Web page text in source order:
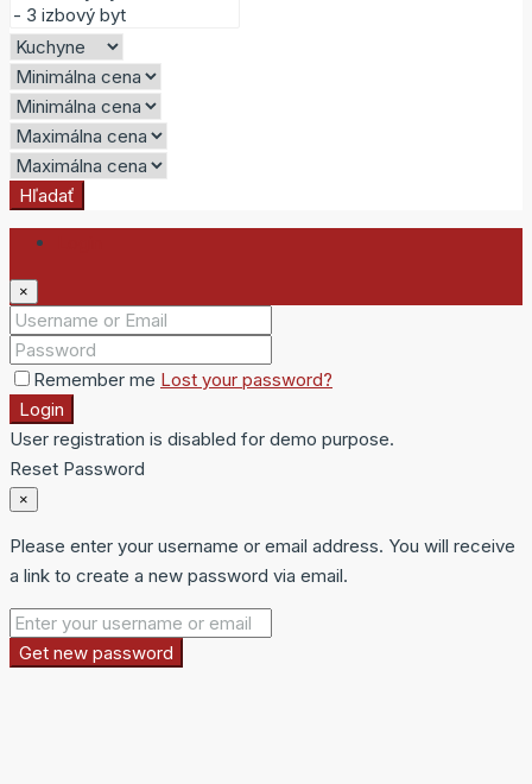
Hľadať
×
Remember me Lost your password?
Login
User registration is disabled for demo purpose.
Reset Password
×
Please enter your username or email address. You will receive
a link to create a new password via email.
Get new password